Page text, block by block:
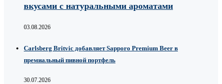
вкусами с натуральными ароматами
03.08.2026
Carlsberg Britvic добавляет Sapporo Premium Beer в
премиальный пивной портфель
30.07.2026